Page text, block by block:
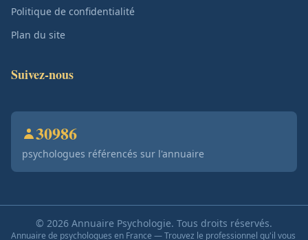
Politique de confidentialité
Plan du site
Suivez-nous
30986
psychologues référencés sur l'annuaire
© 2026 Annuaire Psychologie. Tous droits réservés.
Annuaire de psychologues en France — Trouvez le professionnel qu'il vous